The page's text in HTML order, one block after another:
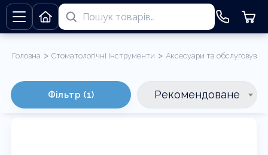
Головна > Стоматологічні інструменти > Аксесуари та
Фільтр (1) Рекомендоване